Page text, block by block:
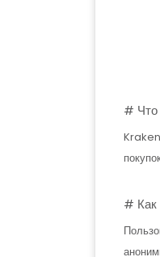
# Что
Kraken
# Как